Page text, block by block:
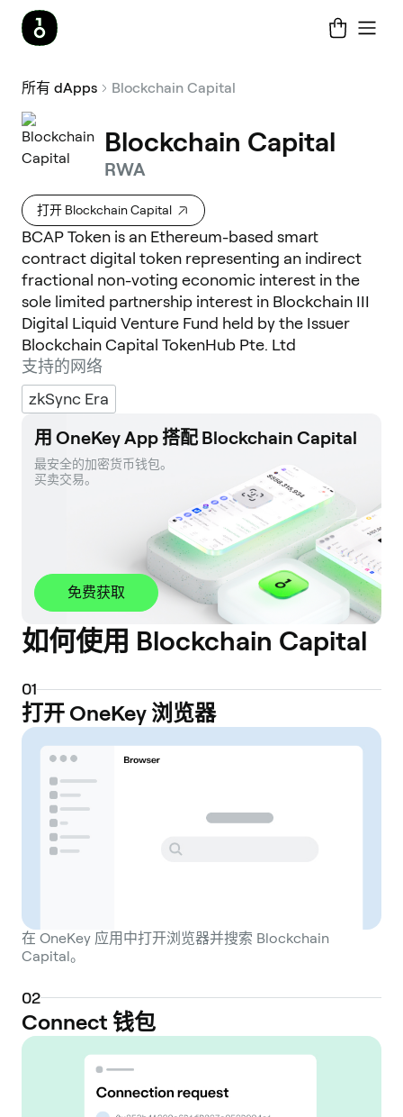
所有 dApps Blockchain Capital
Blockchain Capital
RWA
打开 Blockchain Capital
BCAP Token is an Ethereum-based smart
contract digital token representing an indirect
fractional non-voting economic interest in the
sole limited partnership interest in Blockchain III
Digital Liquid Venture Fund held by the Issuer
Blockchain Capital TokenHub Pte. Ltd
支持的网络
zkSync Era
用 OneKey App 搭配 Blockchain Capital
最安全的加密货币钱包。
买卖交易。
免费获取
如何使用 Blockchain Capital
01
打开 OneKey 浏览器
在 OneKey 应用中打开浏览器并搜索 Blockchain
Capital。
02
Connect 钱包